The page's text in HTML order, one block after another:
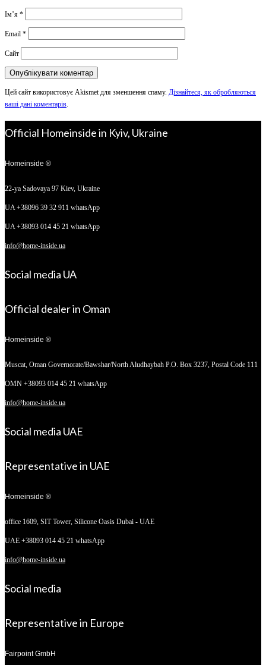
Ім’я *
Email *
Сайт
Цей сайт використовує Akismet для зменшення спаму. Дізнайтеся, як обробляються
ваші дані коментарів.
Official Homeinside in Kyiv, Ukraine
Homeinside ®
22-ya Sadovaya 97 Kiev, Ukraine
UA +38096 39 32 911 whatsApp
UA +38093 014 45 21 whatsApp
info@home-inside.ua
Social media UA
Official dealer in Oman
Homeinside ®
Muscat, Oman Governorate/Bawshar/North Aludhaybah P.O. Box 3237, Postal Code 111
OMN +38093 014 45 21 whatsApp
info@home-inside.ua
Social media UAE
Representative in UAE
Homeinside ®
office 1609, SIT Tower, Silicone Oasis Dubai - UAE
UAE +38093 014 45 21 whatsApp
info@home-inside.ua
Social media
Representative in Europe
Fairpoint GmbH